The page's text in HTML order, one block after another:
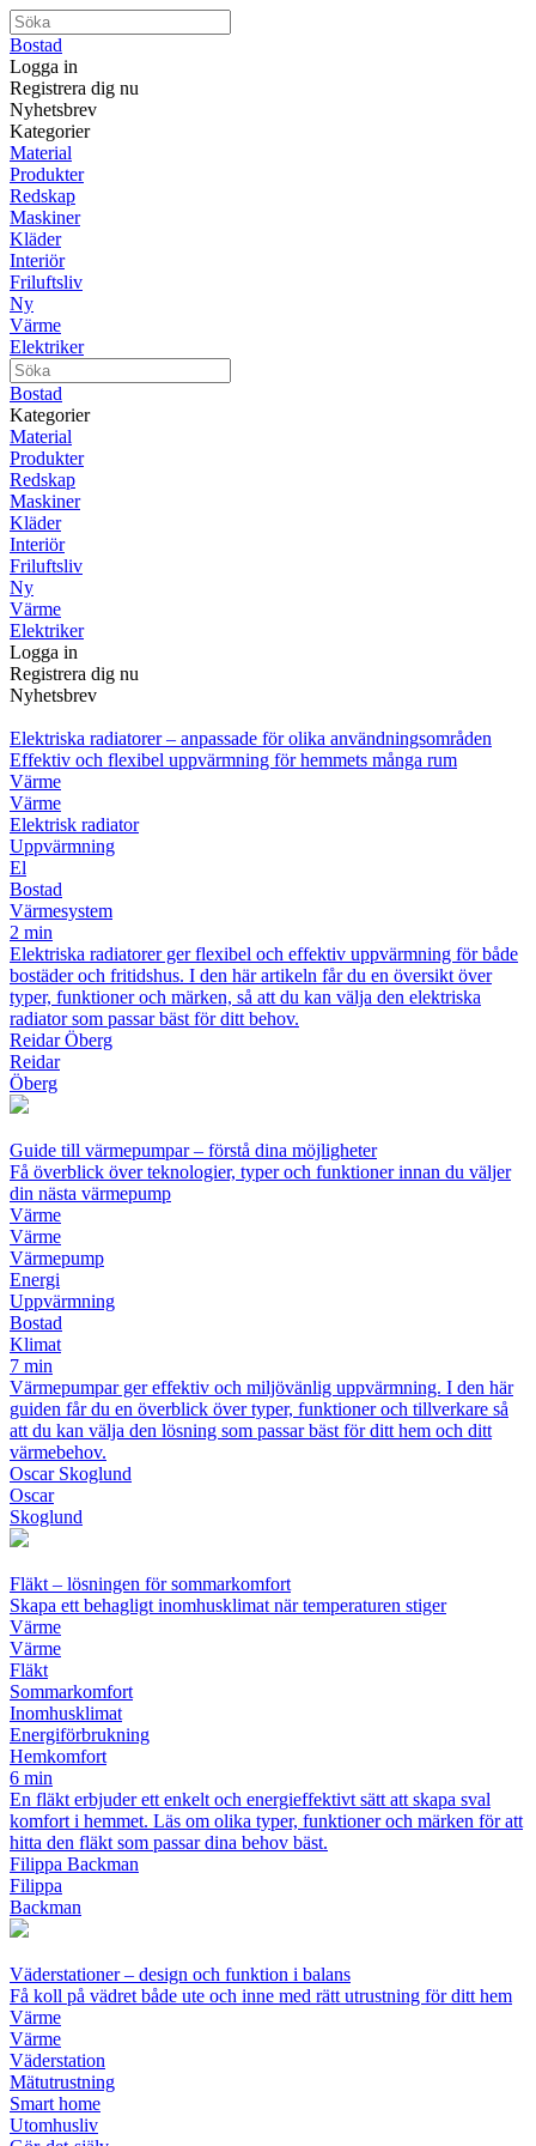
Bostad
Logga in
Registrera dig nu
Nyhetsbrev
Kategorier
Material
Produkter
Redskap
Maskiner
Kläder
Interiör
Friluftsliv
Ny
Värme
Elektriker
Bostad
Kategorier
Material
Produkter
Redskap
Maskiner
Kläder
Interiör
Friluftsliv
Ny
Värme
Elektriker
Logga in
Registrera dig nu
Nyhetsbrev
Elektriska radiatorer – anpassade för olika användningsområden
Effektiv och flexibel uppvärmning för hemmets många rum
Värme
Värme
Elektrisk radiator
Uppvärmning
El
Bostad
Värmesystem
2 min
Elektriska radiatorer ger flexibel och effektiv uppvärmning för både
bostäder och fritidshus. I den här artikeln får du en översikt över
typer, funktioner och märken, så att du kan välja den elektriska
radiator som passar bäst för ditt behov.
Reidar Öberg
Reidar
Öberg
Guide till värmepumpar – förstå dina möjligheter
Få överblick över teknologier, typer och funktioner innan du väljer
din nästa värmepump
Värme
Värme
Värmepump
Energi
Uppvärmning
Bostad
Klimat
7 min
Värmepumpar ger effektiv och miljövänlig uppvärmning. I den här
guiden får du en överblick över typer, funktioner och tillverkare så
att du kan välja den lösning som passar bäst för ditt hem och ditt
värmebehov.
Oscar Skoglund
Oscar
Skoglund
Fläkt – lösningen för sommarkomfort
Skapa ett behagligt inomhusklimat när temperaturen stiger
Värme
Värme
Fläkt
Sommarkomfort
Inomhusklimat
Energiförbrukning
Hemkomfort
6 min
En fläkt erbjuder ett enkelt och energieffektivt sätt att skapa sval
komfort i hemmet. Läs om olika typer, funktioner och märken för att
hitta den fläkt som passar dina behov bäst.
Filippa Backman
Filippa
Backman
Väderstationer – design och funktion i balans
Få koll på vädret både ute och inne med rätt utrustning för ditt hem
Värme
Värme
Väderstation
Mätutrustning
Smart home
Utomhusliv